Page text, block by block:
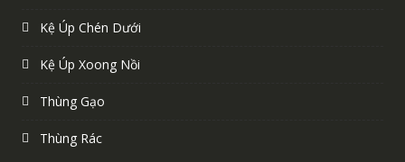
Kệ Úp Chén Dưới
Kệ Úp Xoong Nồi
Thùng Gạo
Thùng Rác